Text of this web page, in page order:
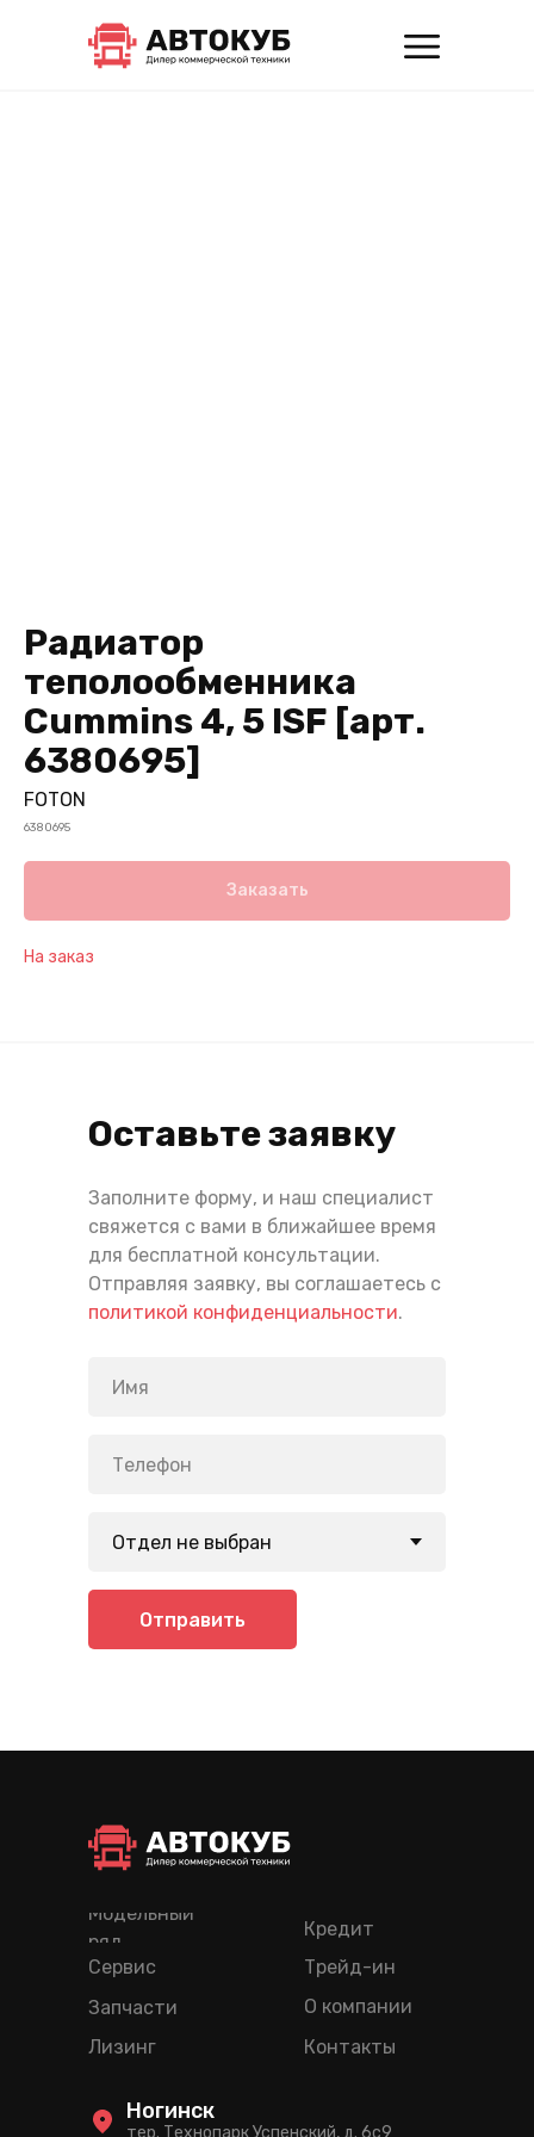
Радиатор
теполообменника
Cummins 4, 5 ISF [арт.
6380695]
FOTON
6380695
Заказать
На заказ
Оставьте заявку
Заполните форму, и наш специалист
свяжется с вами в ближайшее время
для бесплатной консультации.
Отправляя заявку, вы соглашаетесь с
политикой конфиденциальности.
Отправить
Лизинг
Кредит
Трейд-ин
Модельный
ряд
Сервис
Запчасти
О компании
Контакты
тер. Технопарк Успенский, д. 6c9
Ногинск